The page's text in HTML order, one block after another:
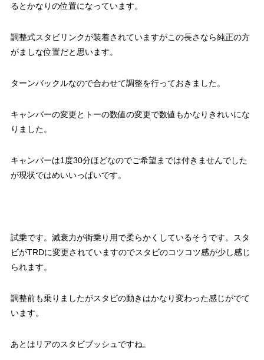
るとかなりの位置になっています。
調整式スタビリンクが装着されていますがこの長さなら純正の方
がましな位置だと思います。
ターンバックルなので合わせて調整を行っておきました。
キャンバーの変更とトーの数値の変更で数値もかなりきれいにな
りました。
キャンバーは1度30分ほどなのでご希望までは付きませんでした
が現状ではめいいっぱいです。
試乗です。減衰力が街乗り用で柔らかくしているそうです。スタ
ビがTRDに変更されていますのでスタビのコツコツ感が少し感じ
られます。
調整前も乗りましたがスタビの動きはかなり変わった感じがでて
います。
あとはリアのスタビブッシュですね。